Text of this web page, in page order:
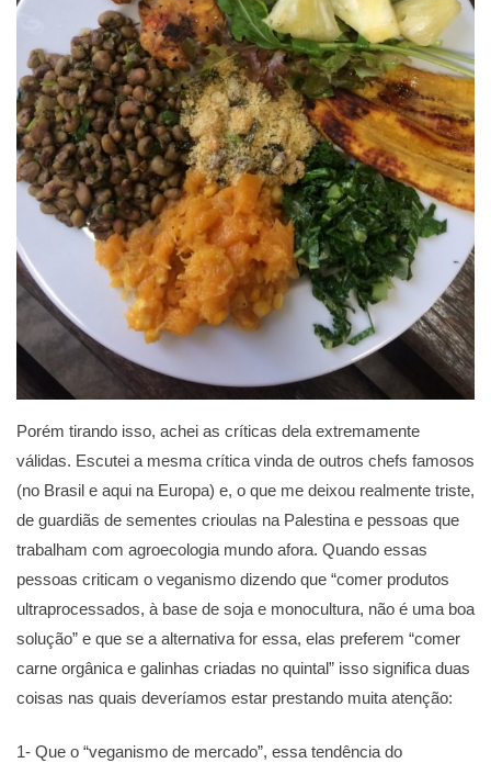
Porém tirando isso, achei as críticas dela extremamente
válidas. Escutei a mesma crítica vinda de outros chefs famosos
(no Brasil e aqui na Europa) e, o que me deixou realmente triste,
de guardiãs de sementes crioulas na Palestina e pessoas que
trabalham com agroecologia mundo afora. Quando essas
pessoas criticam o veganismo dizendo que “comer produtos
ultraprocessados, à base de soja e monocultura, não é uma boa
solução” e que se a alternativa for essa, elas preferem “comer
carne orgânica e galinhas criadas no quintal” isso significa duas
coisas nas quais deveríamos estar prestando muita atenção:
1- Que o “veganismo de mercado”, essa tendência do